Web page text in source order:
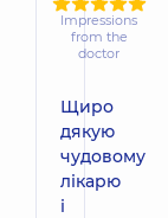
Impressions
from the
doctor
Щиро
дякую
чудовому
лікарю
і